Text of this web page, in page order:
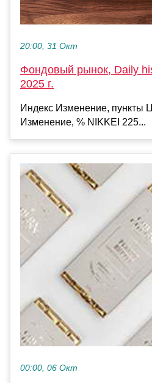
20:00, 31 Окт
Фондовый рынок, Daily
2025 г.
Индекс Изменение, пункты
Изменение, % NIKKEI 225...
00:00, 06 Окт